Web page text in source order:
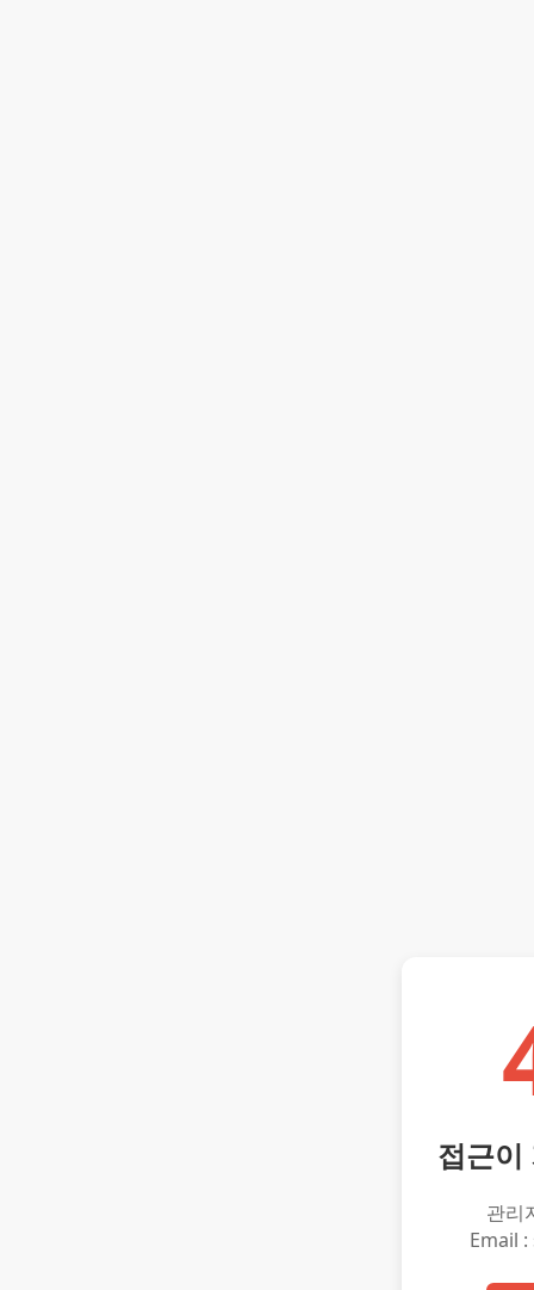
접근이
관리
Email